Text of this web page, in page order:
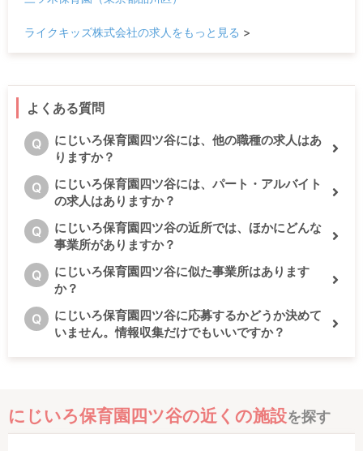
ライクキッズ株式会社の求人をもっと見る >
よくある質問
Q
にじいろ保育園四ツ谷には、他の職種の求人はあ
りますか？
Q
にじいろ保育園四ツ谷には、パート・アルバイト
の求人はありますか？
Q
にじいろ保育園四ツ谷の近所では、ほかにどんな
事業所がありますか？
Q
にじいろ保育園四ツ谷に似た事業所はあります
か？
Q
にじいろ保育園四ツ谷に応募するかどうか決めて
いません。情報収集だけでもいいですか？
にじいろ保育園四ツ谷の近くの施設を探す